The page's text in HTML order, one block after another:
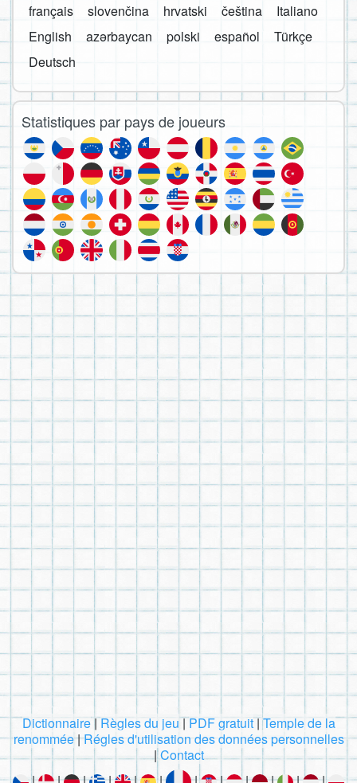
français slovenčina hrvatski čeština
Italiano
English
azərbaycan polski español
Türkçe
Deutsch
Statistiques par pays de joueurs
Dictionnaire|Règles du jeu|PDF gratuit|Temple de la
renommée|Régles d'utilisation des données personnelles
|Contact